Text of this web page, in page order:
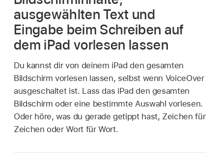
ausgewählten Text und
Eingabe beim Schreiben auf
dem iPad vorlesen lassen
Du kannst dir von deinem iPad den gesamten
Bildschirm vorlesen lassen, selbst wenn VoiceOver
ausgeschaltet ist. Lass das iPad den gesamten
Bildschirm oder eine bestimmte Auswahl vorlesen.
Oder höre, was du gerade getippt hast, Zeichen für
Zeichen oder Wort für Wort.